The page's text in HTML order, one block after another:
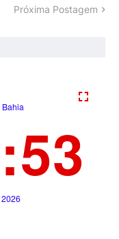
Próxima Postagem